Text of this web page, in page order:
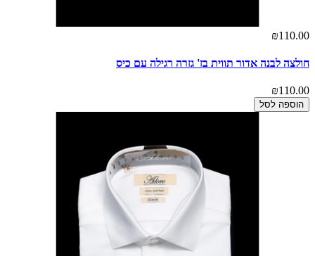
₪110.00
חולצה לבנה אדור תווית בז' גזרה רגילה עם כיס
₪110.00
הוספה לסל